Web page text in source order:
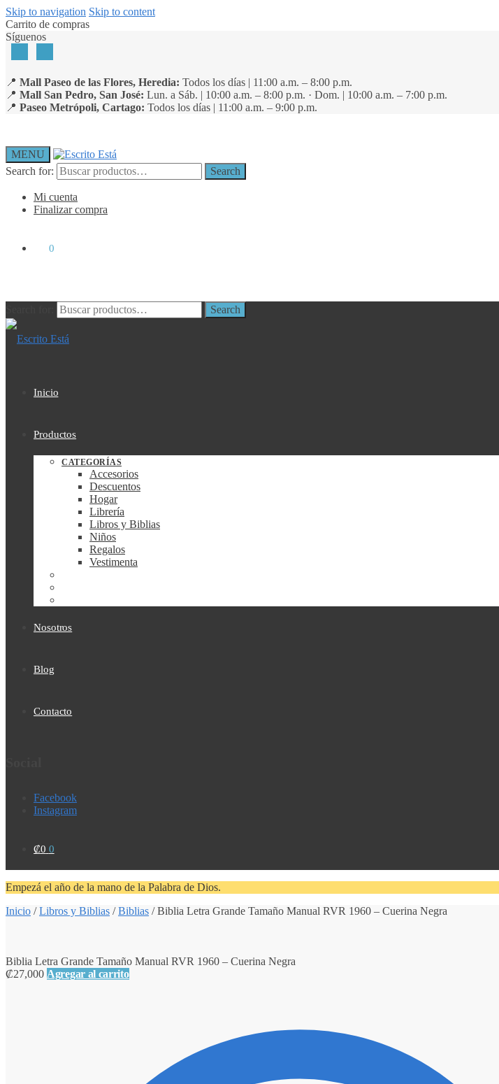
Skip to navigation Skip to content
Carrito de compras
Síguenos
📍 Mall Paseo de las Flores, Heredia: Todos los días | 11:00 a.m. – 8:00 p.m.
📍 Mall San Pedro, San José: Lun. a Sáb. | 10:00 a.m. – 8:00 p.m. · Dom. | 10:00 a.m. – 7:00 p.m.
📍 Paseo Metrópoli, Cartago: Todos los días | 11:00 a.m. – 9:00 p.m.
MENU
Search for:
Search
Mi cuenta
Finalizar compra
0
Search
Inicio
Productos
CATEGORÍAS
Accesorios
Descuentos
Hogar
Librería
Libros y Biblias
Niños
Regalos
Vestimenta
Nosotros
Blog
Contacto
Facebook
Instagram
₡0 0
Empezá el año de la mano de la Palabra de Dios.
Inicio /Libros y Biblias /Biblias /Biblia Letra Grande Tamaño Manual RVR 1960 – Cuerina Negra
Biblia Letra Grande Tamaño Manual RVR 1960 – Cuerina Negra
₡27,000 Agregar al carrito